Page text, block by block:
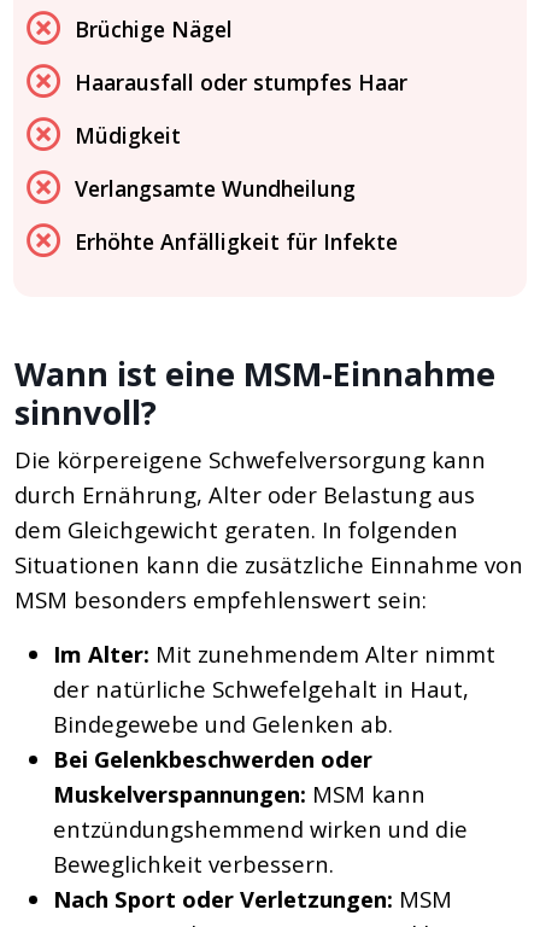
Brüchige Nägel
Haarausfall oder stumpfes Haar
Müdigkeit
Verlangsamte Wundheilung
Erhöhte Anfälligkeit für Infekte
Wann ist eine MSM-Einnahme
sinnvoll?
Die körpereigene Schwefelversorgung kann
durch Ernährung, Alter oder Belastung aus
dem Gleichgewicht geraten. In folgenden
Situationen kann die zusätzliche Einnahme von
MSM besonders empfehlenswert sein:
Im Alter: Mit zunehmendem Alter nimmt
der natürliche Schwefelgehalt in Haut,
Bindegewebe und Gelenken ab.
Bei Gelenkbeschwerden oder
Muskelverspannungen: MSM kann
entzündungshemmend wirken und die
Beweglichkeit verbessern.
Nach Sport oder Verletzungen: MSM